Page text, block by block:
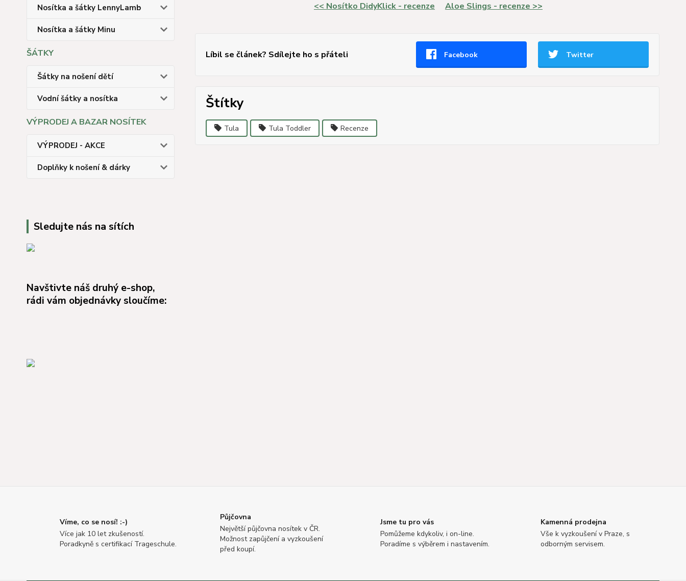
Nosítka a šátky LennyLamb
Nosítka a šátky Minu
ŠÁTKY
Šátky na nošení dětí
Vodní šátky a nosítka
VÝPRODEJ A BAZAR NOSÍTEK
VÝPRODEJ - AKCE
Doplňky k nošení & dárky
Sledujte nás na sítích
Navštivte náš druhý e-shop,
rádi vám objednávky sloučíme:
<< Nosítko DidyKlick - recenze Aloe Slings - recenze >>
Líbil se článek? Sdílejte ho s přáteli Facebook Twitter
Štítky
Tula Tula Toddler Recenze
Víme, co se nosí! :-)
Více jak 10 let zkušeností.
Poradkyně s certifikací Trageschule.
Půjčovna
Největší půjčovna nosítek v ČR.
Možnost zapůjčení a vyzkoušení
před koupí.
Jsme tu pro vás
Pomůžeme kdykoliv, i on-line.
Poradíme s výběrem i nastavením.
Kamenná prodejna
Vše k vyzkoušení v Praze, s
odborným servisem.